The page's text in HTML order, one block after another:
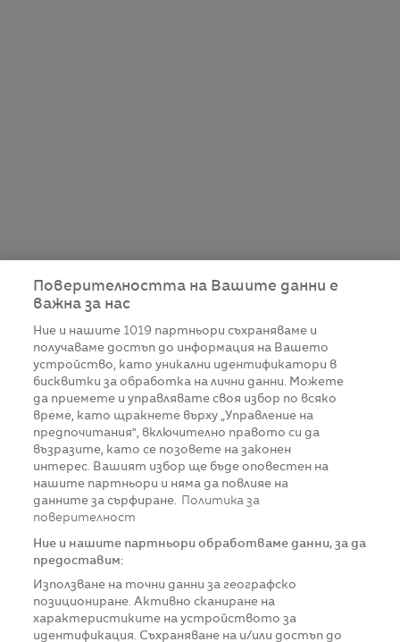
Поверителността на Вашите данни е
важна за нас
Ние и нашите 1019 партньори съхраняваме и
получаваме достъп до информация на Вашето
устройство, като уникални идентификатори в
бисквитки за обработка на лични данни. Можете
да приемете и управлявате своя избор по всяко
време, като щракнете върху „Управление на
предпочитания“, включително правото си да
възразите, като се позовете на законен
интерес. Вашият избор ще бъде оповестен на
нашите партньори и няма да повлияе на
данните за сърфиране.
Политика за
поверителност
Ние и нашите партньори обработваме данни, за да
предоставим:
Използване на точни данни за географско
позициониране. Активно сканиране на
характеристиките на устройството за
идентификация. Съхраняване на и/или достъп до